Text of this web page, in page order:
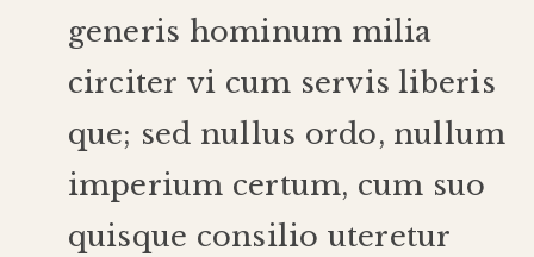
generis hominum milia
circiter vi cum servis liberis
que; sed nullus ordo, nullum
imperium certum, cum suo
quisque consilio uteretur